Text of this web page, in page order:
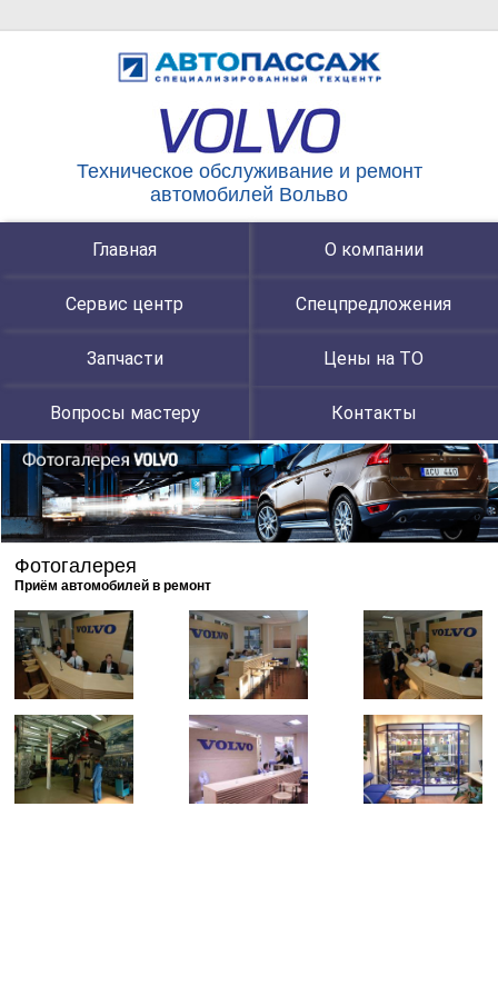
Техническое обслуживание и ремонт
автомобилей Вольво
Главная О компании
Сервис центр Спецпредложения
Запчасти Цены на ТО
Вопросы мастеру Контакты
Фотогалерея
Приём автомобилей в ремонт